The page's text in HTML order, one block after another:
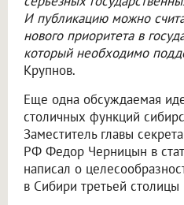
И публикацию можно
нового приоритета в
который необходимо
Крупнов.
Еще одна обсуждаемая
столичных функций
Заместитель главы
РФ Федор Черницын в
написал о
в Сибири третьей столицы